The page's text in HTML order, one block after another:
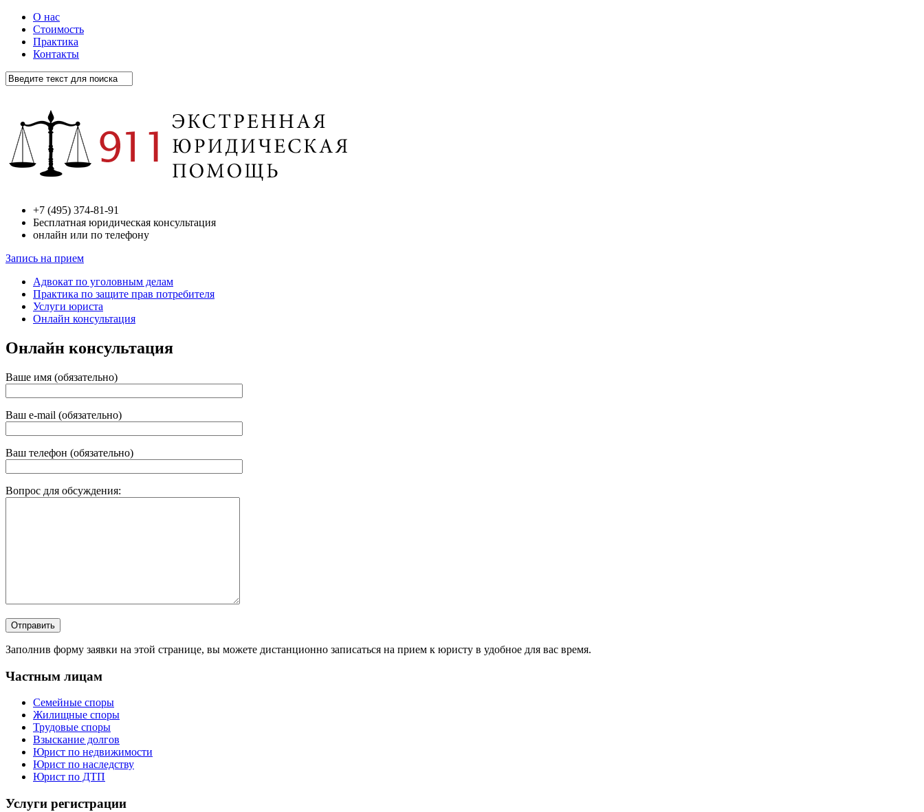
О нас
Стоимость
Практика
Контакты
+7 (495) 374-81-91
Бесплатная юридическая консультация
онлайн или по телефону
Запись на прием
Адвокат по уголовным делам
Практика по защите прав потребителя
Услуги юриста
Онлайн консультация
Онлайн консультация
Ваше имя (обязательно)
Ваш e-mail (обязательно)
Ваш телефон (обязательно)
Вопрос для обсуждения:
Заполнив форму заявки на этой странице, вы можете дистанционно записаться на прием к юристу в удобное для вас время.
Частным лицам
Семейные споры
Жилищные споры
Трудовые споры
Взыскание долгов
Юрист по недвижимости
Юрист по наследству
Юрист по ДТП
Услуги регистрации